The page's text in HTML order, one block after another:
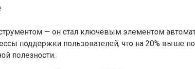
— он стал ключевым элементом
поддержки пользователей, что на 20% выше
полезности.